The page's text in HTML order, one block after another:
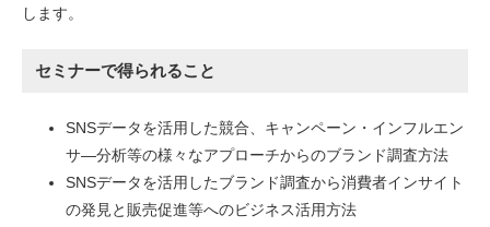
します。
セミナーで得られること
SNSデータを活用した競合、キャンペーン・インフルエン
サ―分析等の様々なアプローチからのブランド調査方法
SNSデータを活用したブランド調査から消費者インサイト
の発見と販売促進等へのビジネス活用方法